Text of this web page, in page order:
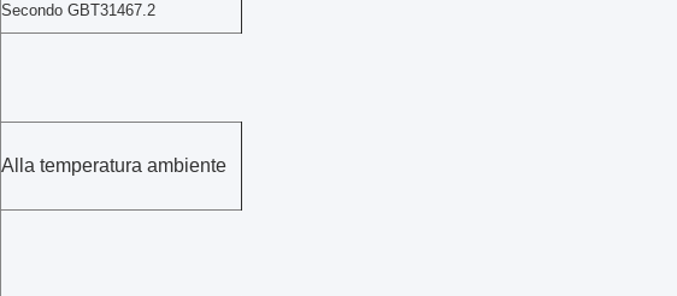
Secondo GBT31467.2
Alla temperatura ambiente